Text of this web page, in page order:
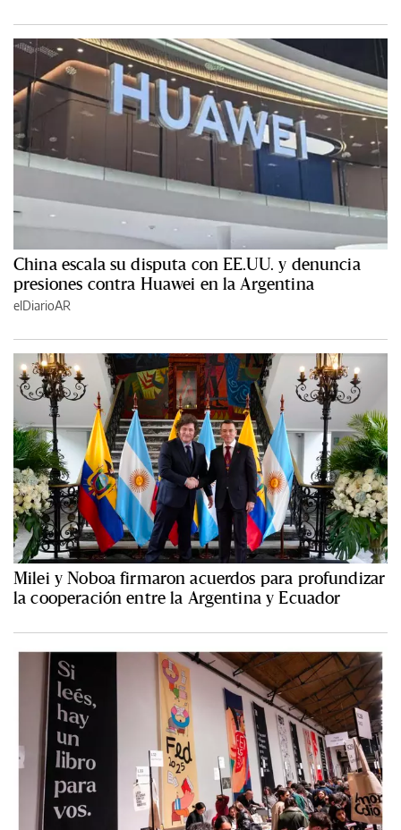
China escala su disputa con EE.UU. y denuncia
presiones contra Huawei en la Argentina
elDiarioAR
Milei y Noboa firmaron acuerdos para profundizar
la cooperación entre la Argentina y Ecuador